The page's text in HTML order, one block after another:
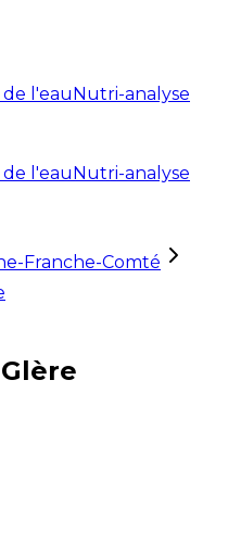
l'eauNutri-analyse
l'eauNutri-analyse
Franche-Comté